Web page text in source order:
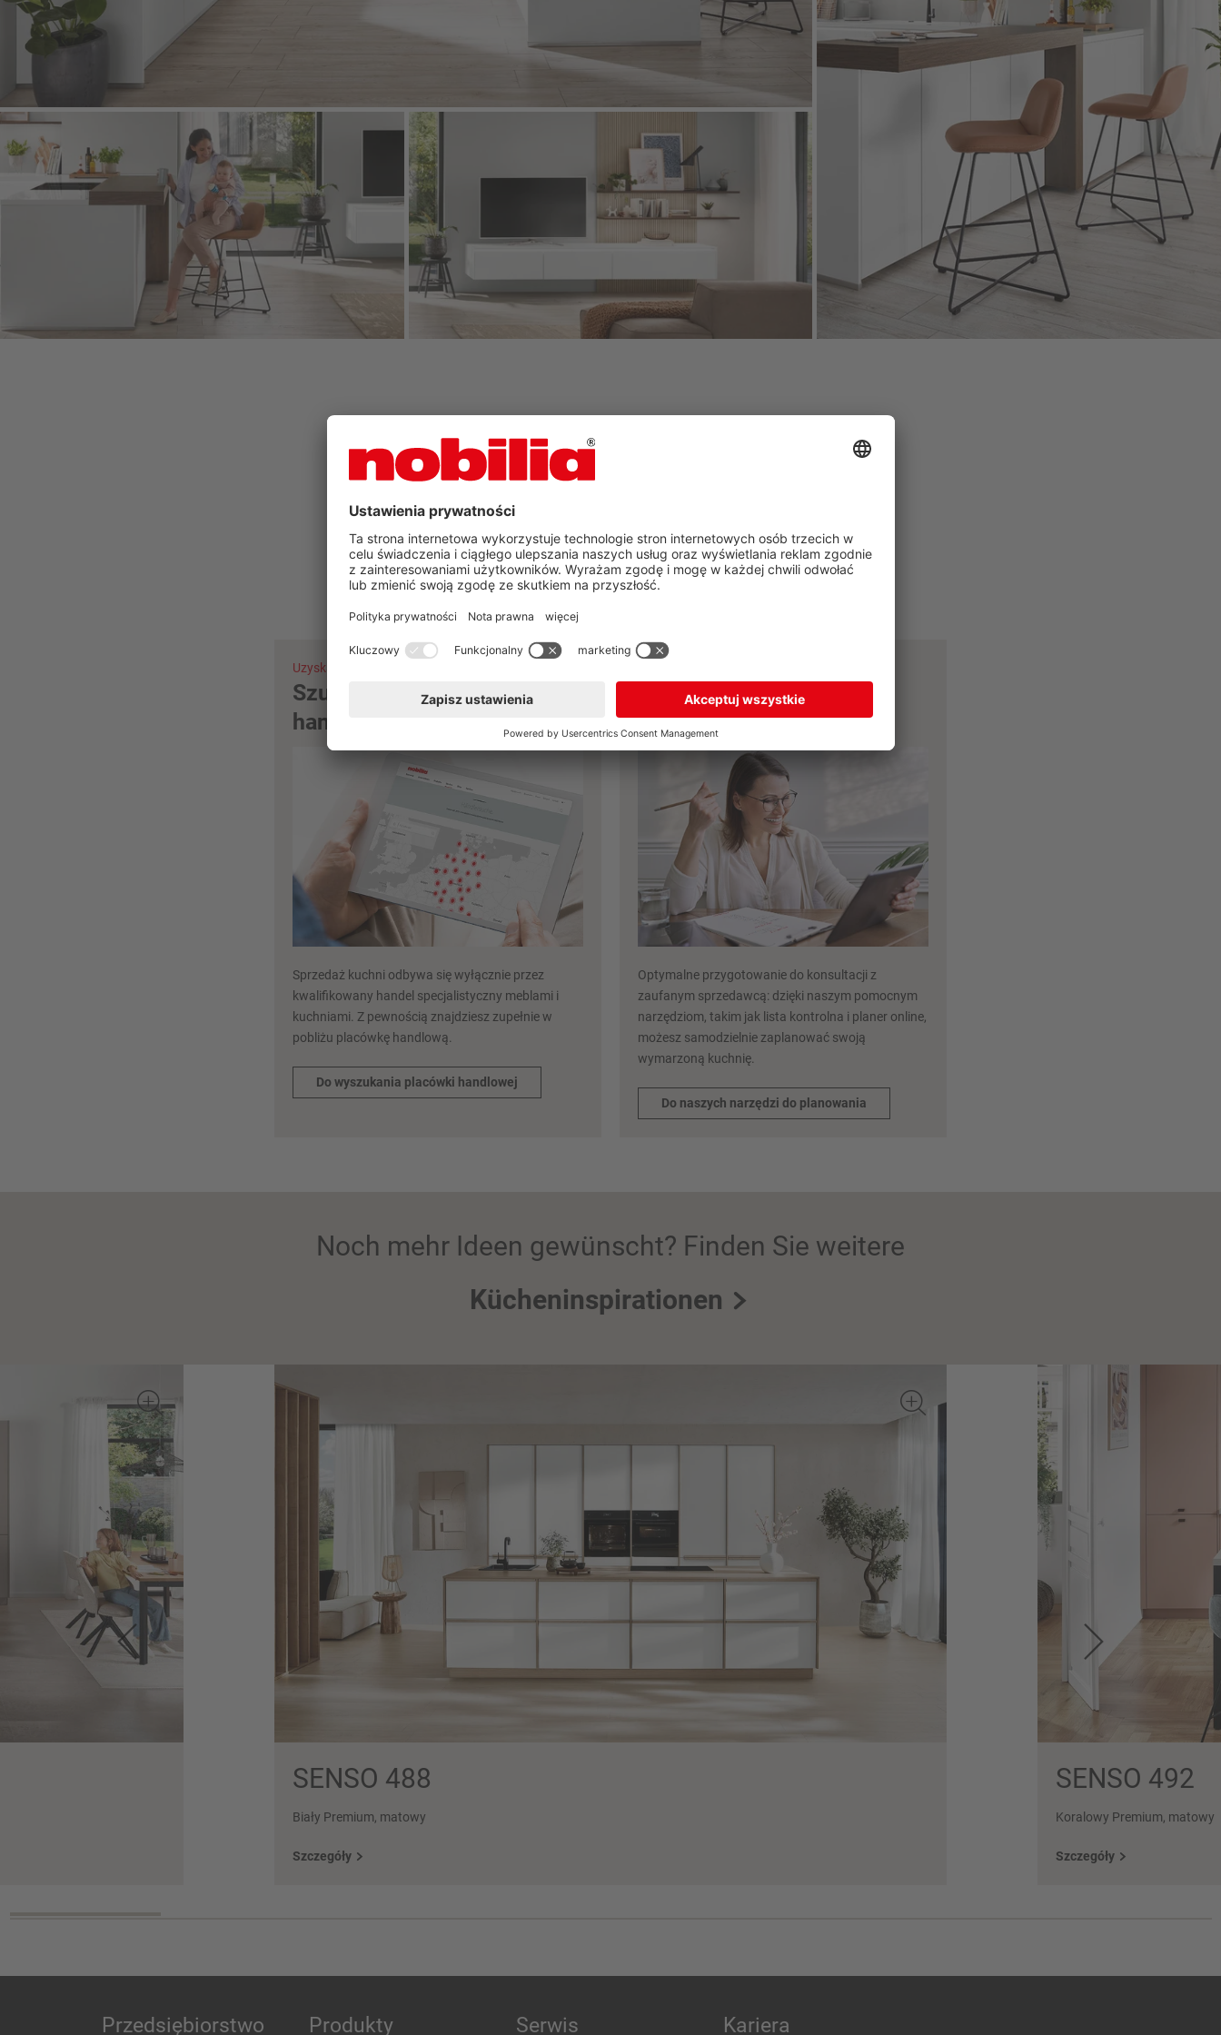
Czy znalazłeś Twoją wymarzoną
kuchnię marki nobilia?
Uzyskaj poradę już teraz
Szukanie placówki
handlowej nobilia
Sprzedaż kuchni odbywa się wyłącznie przez
kwalifikowany handel specjalistyczny meblami i
kuchniami. Z pewnością znajdziesz zupełnie w
pobliżu placówkę handlową.
Do wyszukania placówki handlowej
Narzędzia do planowania
nobilia
Optymalne przygotowanie do konsultacji z
zaufanym sprzedawcą: dzięki naszym pomocnym
narzędziom, takim jak lista kontrolna i planer online,
możesz samodzielnie zaplanować swoją
wymarzoną kuchnię.
Do naszych narzędzi do planowania
Noch mehr Ideen gewünscht? Finden Sie weitere
Kücheninspirationen
SENSO 488
Biały Premium, matowy
Szczegóły
SENSO 492
Koralowy Premium, matowy
Szczegóły
Przedsiębiorstwo Produkty Serwis Kariera